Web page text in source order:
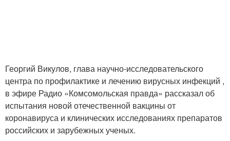
Георгий Викулов, глава научно-исследовательского
центра по профилактике и лечению вирусных инфекций ,
в эфире Радио «Комсомольская правда» рассказал об
испытания новой отечественной вакцины от
коронавируса и клинических исследованиях препаратов
российских и зарубежных ученых.